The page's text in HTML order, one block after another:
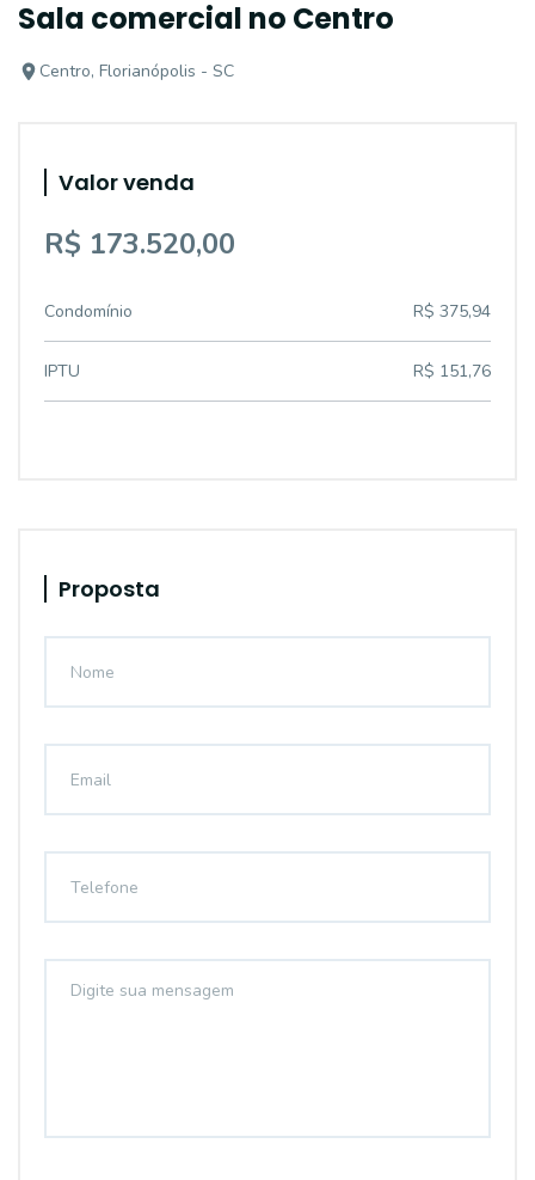
Sala comercial no Centro
Centro, Florianópolis - SC
Valor venda
R$ 173.520,00
Condomínio R$ 375,94
IPTU R$ 151,76
Proposta